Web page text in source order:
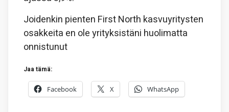
Joidenkin pienten First North kasvuyritysten
osakkeita en ole yrityksistäni huolimatta
onnistunut
Jaa tämä:
Facebook X WhatsApp